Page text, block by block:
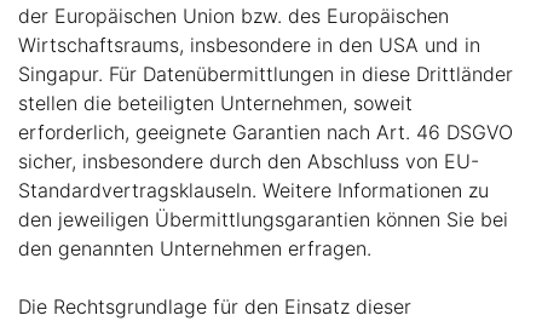
der Europäischen Union bzw. des Europäischen
Wirtschaftsraums, insbesondere in den USA und in
Singapur. Für Datenübermittlungen in diese Drittländer
stellen die beteiligten Unternehmen, soweit
erforderlich, geeignete Garantien nach Art. 46 DSGVO
sicher, insbesondere durch den Abschluss von EU-
Standardvertragsklauseln. Weitere Informationen zu
den jeweiligen Übermittlungsgarantien können Sie bei
den genannten Unternehmen erfragen.
Die Rechtsgrundlage für den Einsatz dieser